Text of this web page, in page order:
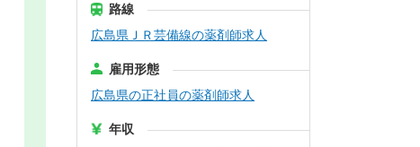
路線
広島県ＪＲ芸備線の薬剤師求人
雇用形態
広島県の正社員の薬剤師求人
年収